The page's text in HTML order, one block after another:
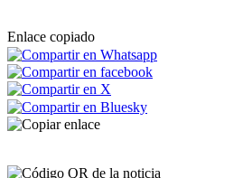
Enlace copiado